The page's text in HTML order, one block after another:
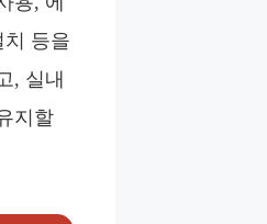
치 등을
, 실내
지할